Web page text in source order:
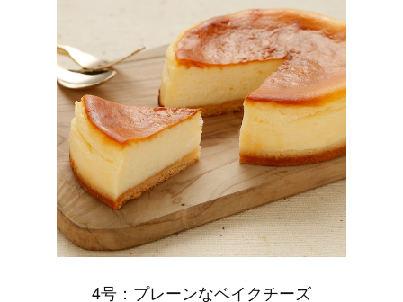
4号：プレーンなベイクチーズ